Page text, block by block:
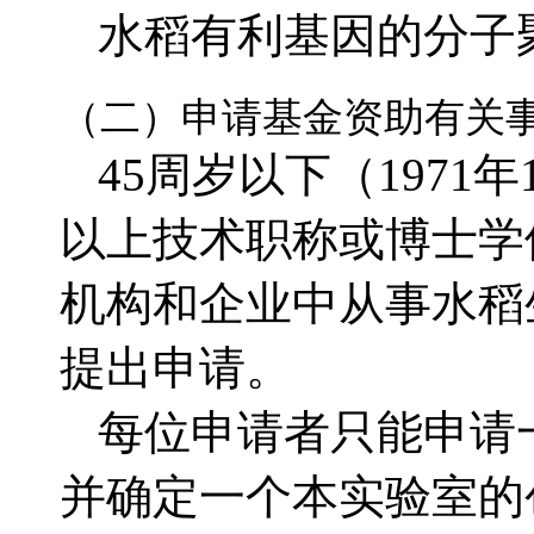
水稻有利基因的分子
（二）申请基金资助有关
45周岁以下（1971
以上技术职称或博士
机构和企业中从事水
提出申请。
每位申请者只能申
并确定一个本实验室